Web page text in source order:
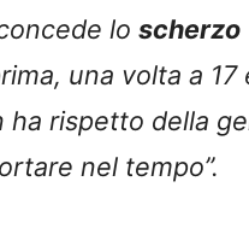
lo scherzo
una volta a 17
ha rispetto della
nel tempo”.